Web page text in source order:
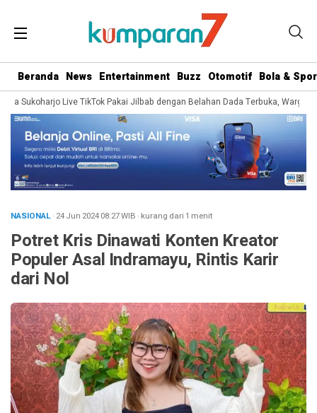
Beranda News Entertainment Buzz Otomotif Bola &
Live TikTok Pakai Jilbab dengan Belahan Dada Terbuka, Warganet
NASIONAL· 24 Jun 202408:27WIB · kurang dari 1 menit
Potret Kris Dinawati Konten Kreator
Populer Asal Indramayu, Rintis Karir
dari Nol